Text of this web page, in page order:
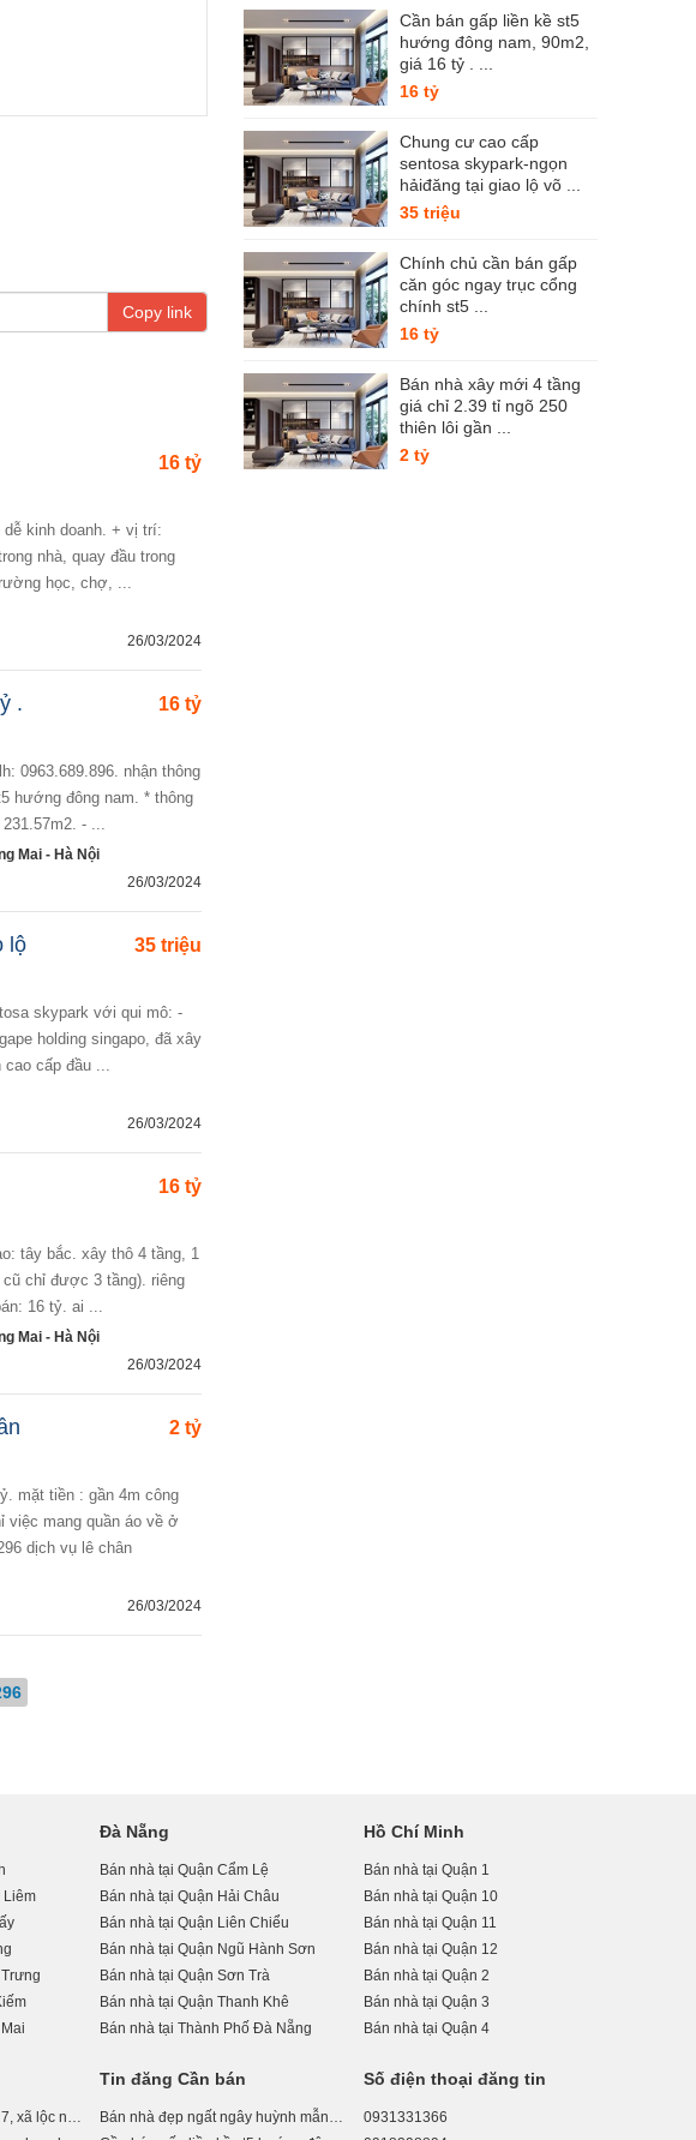
Copy link
16 tỷ
nhà, quay đầu trong
học, chợ, ...
26/03/2024
16 tỷ
.
hướng đông nam. * thông
- ...
Mai - Hà Nội
26/03/2024
35 triệu
lộ
holding singapo, đã xây
cấp đầu ...
26/03/2024
16 tỷ
chỉ được 3 tầng). riêng
16 tỷ. ai ...
Mai - Hà Nội
26/03/2024
2 tỷ
việc mang quần áo về ở
dịch vụ lê chân
26/03/2024
Cần bán gấp liền kề st5
hướng đông nam, 90m2,
giá 16 tỷ . ...
16 tỷ
Chung cư cao cấp
sentosa skypark-ngọn
hảiđăng tại giao lộ võ ...
35 triệu
Chính chủ cần bán gấp
căn góc ngay trục cổng
chính st5 ...
16 tỷ
Bán nhà xây mới 4 tầng
giá chỉ 2.39 tỉ ngõ 250
thiên lôi gần ...
2 tỷ
Liêm
Đà Nẵng
Bán nhà tại Quận Cẩm Lệ
Bán nhà tại Quận Hải Châu
Bán nhà tại Quận Liên Chiểu
Bán nhà tại Quận Ngũ Hành Sơn
Bán nhà tại Quận Sơn Trà
Bán nhà tại Quận Thanh Khê
Bán nhà tại Thành Phố Đà Nẵng
Hồ Chí Minh
Bán nhà tại Quận 1
Bán nhà tại Quận 10
Bán nhà tại Quận 11
Bán nhà tại Quận 12
Bán nhà tại Quận 2
Bán nhà tại Quận 3
Bán nhà tại Quận 4
mua bán nhà đất tại thôn 7, xã lộc nam, huyện bảo lâm, tỉnh lâm đồng
Tin đăng Cần bán
Bán nhà đẹp ngất ngây huỳnh mẫn đạt, quận 5, hẻm ô tô quay đầu, gần mặt tiền, 5 tầng chỉ 16 tỷ
Số điện thoại đăng tin
0931331366